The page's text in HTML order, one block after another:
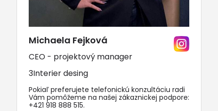
Michaela Fejková
CEO - projektový manager
3Interier desing
Pokiaľ preferujete telefonickú konzultáciu radi
Vám pomôžeme na našej zákaznickej podpore:
+421 918 888 515.